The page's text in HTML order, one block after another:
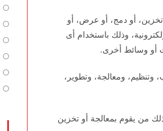
تخزين، أو دمج، أو عرض، أو
وذلك باستخدام أى
أو وسائط أخرى.
ومعالجة، وتطوير،
من يقوم بمعالجة أو تخزين